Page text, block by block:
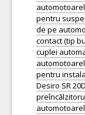
pentru
de pe
contact (tip
cuplei
pentru
Desiro SR